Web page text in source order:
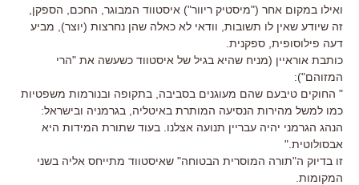
ואילו במקום אחר ("מיסטיק ריוור") איסטווד המבוגר, החכם, הספקן,
זה שיודע שאין לו תשובות, וודאי לא כאלה שהן נחרצות (יוצר), מביע
דעה פילוסופית, ספקנית.
כותבת אוראיין (מניח שהיא בגיל של איסטווד כשעשה את "הרי
המזוהם"):
" החוקים טיבעם שהם מעוגנים בסביבה, בתקופה ובנורמות משפטיות
כמו למשל מהירות הנסיעה המותרת באיטליה, בגרמניה ובישראל:
הנהג הגרמני יהיה עבריין תנועה אצלנו. בעוד שתורת המידות היא
אבסולוטית."
זו בדיוק ה"תורה המוסרית הבטוחה" שאיסטווד מתייחס אליה בשני
המקומות.